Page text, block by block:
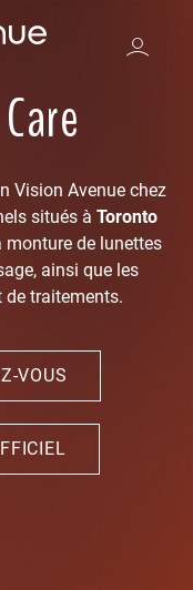
Vision Avenue chez
situés à Toronto
de lunettes
ainsi que les
de traitements.
VOUS